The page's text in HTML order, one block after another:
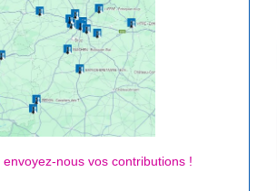
envoyez-nous vos contributions !